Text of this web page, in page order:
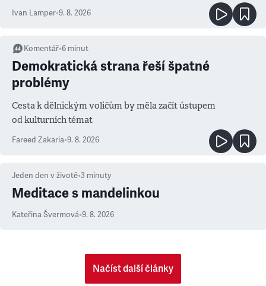
Ivan Lamper•9. 8. 2026
Komentář•6 minut
Demokratická strana řeší špatné
problémy
Cesta k dělnickým voličům by měla začít ústupem
od kulturních témat
Fareed Zakaria•9. 8. 2026
Jeden den v životě•3 minuty
Meditace s mandelinkou
Kateřina Švermová•9. 8. 2026
Načíst další články